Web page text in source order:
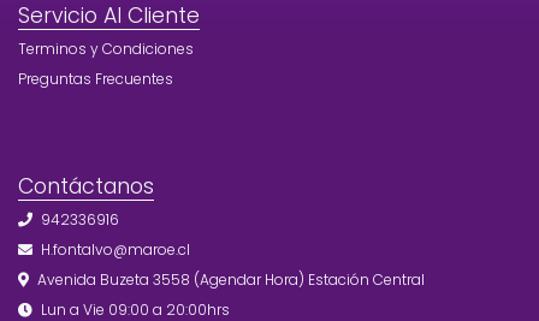
Servicio Al Cliente
Terminos y Condiciones
Preguntas Frecuentes
Contáctanos
942336916
H.fontalvo@maroe.cl
Avenida Buzeta 3558 (Agendar Hora) Estación Central
Lun a Vie 09:00 a 20:00hrs